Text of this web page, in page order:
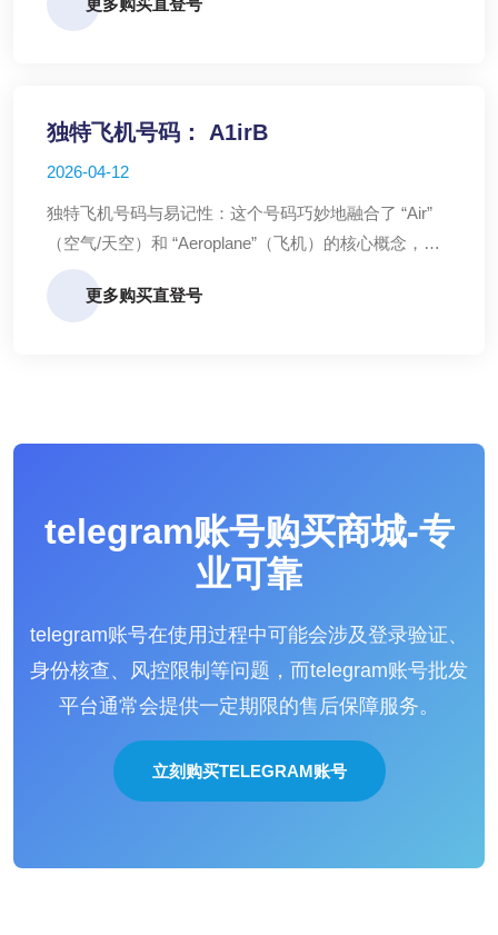
宝一样简单。
更多购买直登号
独特飞机号码： A1irB
2026-04-12
​独特飞机号码与易记性：这个号码巧妙地融合了 “Air”
（空气/天空）和 “Aeroplane”（飞机）的核心概念，与
“Airbus” 或 “Boeing” 的缩写 “A” 和 “B” 进行了视觉和概
念上的嫁接。
更多购买直登号
telegram账号购买商城-专
业可靠
telegram账号在使用过程中可能会涉及登录验证、
身份核查、风控限制等问题，而telegram账号批发
平台通常会提供一定期限的售后保障服务。
立刻购买TELEGRAM账号